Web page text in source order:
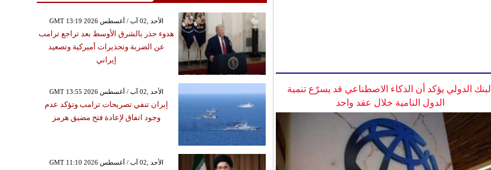
البنك الدولي يؤكد أن الذكاء الاصطناعي قد يسرّع تنمية
الدول النامية خلال عقد واحد
GMT 13:19 2026 الأحد ,02 آب / أغسطس
هدوء حذر بالشرق الأوسط بعد تراجع ترامب
عن الضربة وتحذيرات أميركية وتصعيد
إيراني
GMT 13:55 2026 الأحد ,02 آب / أغسطس
إيران تنفي تصريحات ترامب وتؤكد عدم
وجود اتفاق لإعادة فتح مضيق هرمز
GMT 11:10 2026 الأحد ,02 آب / أغسطس